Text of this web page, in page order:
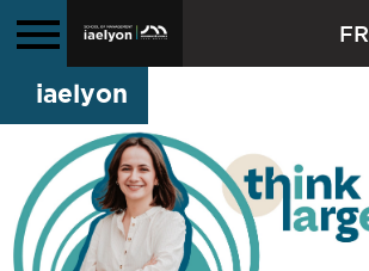
FR
iaelyon